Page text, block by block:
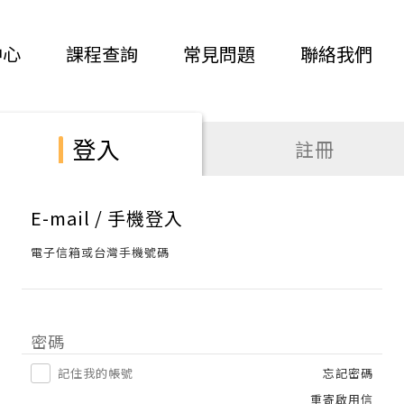
課程查詢 常見問題 聯絡我們
登入 註冊
E-mail / 手機登入
電子信箱或台灣手機號碼
密碼
記住我的帳號
忘記密碼
重寄啟用信